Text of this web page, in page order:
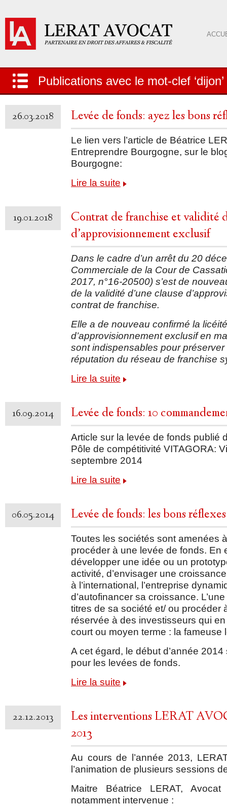
Publications avec le mot-clef ‘dijon’
26.03.2018 Levée de fonds: ayez les bons
Le lien vers l’article de Béatrice
Entreprendre Bourgogne, sur le
Bourgogne:
Lire la suite
19.01.2018
Contrat de franchise et validité
d’approvisionnement exclusif
Dans le cadre d’un arrêt du 20
Commerciale de la Cour de
2017, n°16-20500) s’est de
de la validité d’une clause
contrat de franchise.
Elle a de nouveau confirmé la
d’approvisionnement exclusif en
sont indispensables pour préserver
réputation du réseau de franchise
Lire la suite
16.09.2014 Levée de fonds: 10
Article sur la levée de fonds publié
Pôle de compétitivité VITAGORA:
septembre 2014
Lire la suite
06.05.2014 Levée de fonds: les bons
Toutes les sociétés sont amenées
procéder à une levée de fonds. En
développer une idée ou un
activité, d’envisager une
à l’international, l’entreprise
d’autofinancer sa croissance.
titres de sa société et/ ou procéder
réservée à des investisseurs qui
court ou moyen terme : la fameuse
A cet égard, le début d’année
pour les levées de fonds.
Lire la suite
22.12.2013
Les interventions LERAT
2013
Au cours de l’année 2013,
l’animation de plusieurs sessions
Maitre Béatrice LERAT,
notamment intervenue :